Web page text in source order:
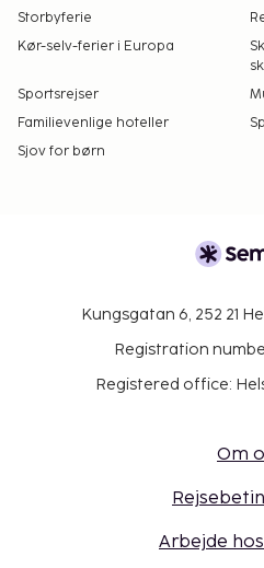
Storbyferie
Kør-selv-ferier i Europa
Sportsrejser
Familievenlige hoteller
Sjov for børn
Kungsgatan 6, 252 21
Registration
Registered office:
Om
Arbejde